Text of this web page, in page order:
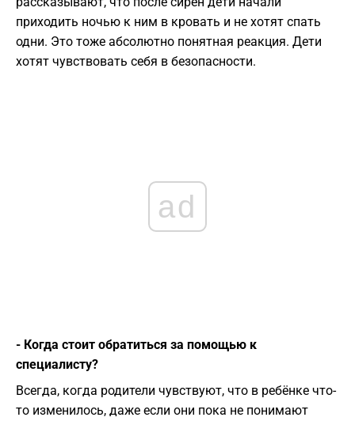
приходить ночью к ним в кровать и не хотят спать
одни. Это тоже абсолютно понятная реакция. Дети
хотят чувствовать себя в безопасности.
ad
- Когда стоит обратиться за помощью к
специалисту?
Всегда, когда родители чувствуют, что в ребёнке что-
то изменилось, даже если они пока не понимают